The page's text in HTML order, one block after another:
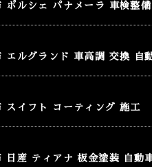
ポルシェ パナメーラ 車検整備
エルグランド 車高調 交換 自
スイフト コーティング 施工
日産 ティアナ 板金塗装 自動